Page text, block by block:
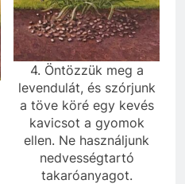
4. Öntözzük meg a
levendulát, és szórjunk
a töve köré egy kevés
kavicsot a gyomok
ellen. Ne használjunk
nedvességtartó
takaróanyagot.